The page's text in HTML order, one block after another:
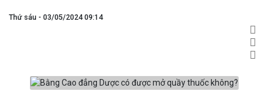
Thứ sáu - 03/05/2024 09:14